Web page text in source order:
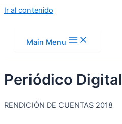
Ir al contenido
Main Menu
Periódico Digital
RENDICIÓN DE CUENTAS 2018